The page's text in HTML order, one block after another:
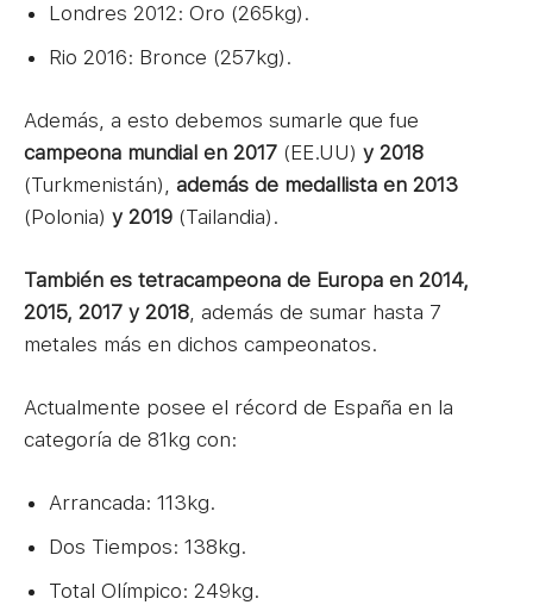
Londres 2012: Oro (265kg).
Rio 2016: Bronce (257kg).
Además, a esto debemos sumarle que fue
campeona mundial en 2017 (EE.UU) y 2018
(Turkmenistán), además de medallista en 2013
(Polonia) y 2019 (Tailandia).
También es tetracampeona de Europa en 2014,​
2015, 2017 y 2018, además de sumar hasta 7
metales más en dichos campeonatos.​
Actualmente posee el récord de España en la
categoría de 81kg con:
Arrancada: 113kg.
Dos Tiempos: 138kg.
Total Olímpico: 249kg.